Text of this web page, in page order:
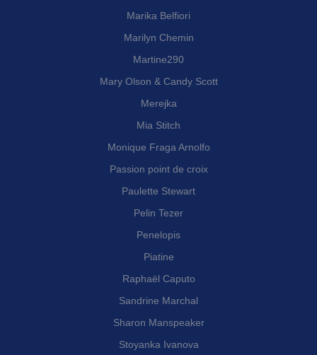
Marika Belfiori
Marilyn Chemin
Martine290
Mary Olson & Candy Scott
Merejka
Mia Stitch
Monique Fraga Arnolfo
Passion point de croix
Paulette Stewart
Pelin Tezer
Penelopis
Piatine
Raphaël Caputo
Sandrine Marchal
Sharon Manspeaker
Stoyanka Ivanova